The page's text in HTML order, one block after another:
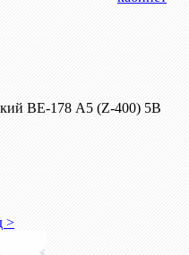
ВЕ-178 А5 (Z-400) 5В
>